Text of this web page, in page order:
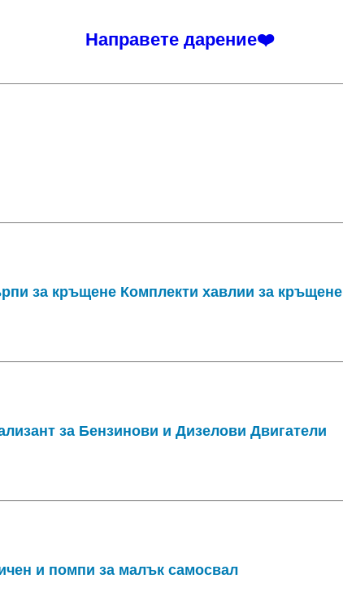
Направете дарение❤️
за кръщене Комплекти хавлии за кръщене
за Бензинови и Дизелови Двигатели
и помпи за малък самосвал